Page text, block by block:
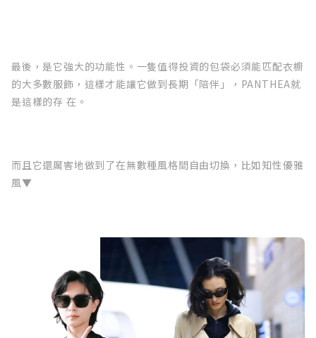
最後，是它強大的功能性。一隻值得投資的包袋必須能匹配衣櫥
的大多數服飾，這樣才能讓它做到長期「陪伴」，PANTHEA就
是這樣的存 在。
而且它還厲害地做到了在無數種風格間自由切換，比如知性優雅
風▼